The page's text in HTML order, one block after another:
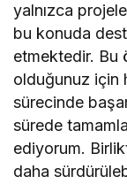
yalnızca
bu konuda
etmektedir. Bu
olduğunuz için
sürecinde
sürede
ediyorum.
daha